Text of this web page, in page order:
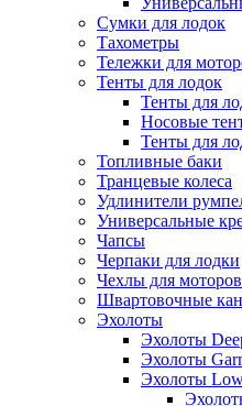
Сумки для лодок
Тахометры
Тележки для
Тенты для лодок
Тенты для
Носовые
Тенты для
Топливные баки
Транцевые колеса
Удлинители
Универсальные
Чапсы
Черпаки для лодки
Чехлы для моторов
Швартовочные
Эхолоты
Эхолоты
Эхолоты
Эхолоты